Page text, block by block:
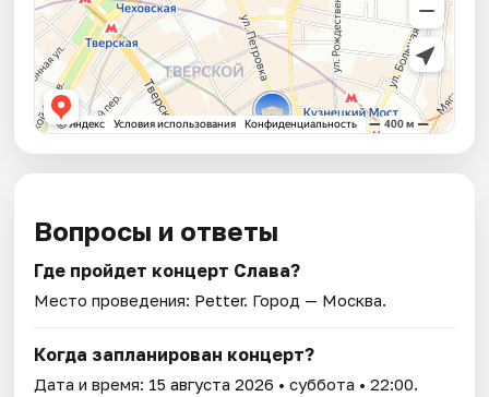
Вопросы и ответы
Где пройдет концерт Слава?
Место проведения: Petter. Город — Москва.
Когда запланирован концерт?
Дата и время: 15 августа 2026 • суббота • 22:00.